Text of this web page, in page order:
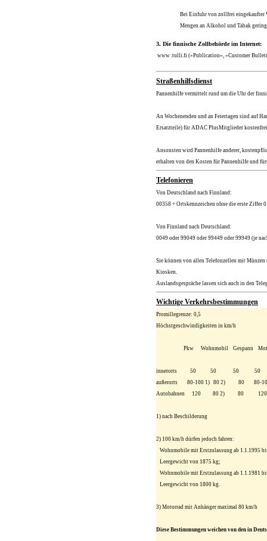
Bei Einfuhr von zollfrei eingekaufter
Mengen an Alkohol und Tabak
3. Die finnische Zollbehörde im Internet:
www .tulli.fi (»Publication«, »Customer
Straßenhilfsdienst
Pannenhilfe vermittelt rund um die Uhr der
An Wochenenden und an Feiertagen sind auf
Ersatzteile) für ADAC PlusMitglieder
Ansonsten wird Pannenhilfe anderer,
erhalten von den Kosten für Pannenhilfe und
Telefonieren
Von Deutschland nach Finnland:
00358 + Ortskennzeichen ohne die erste Ziffer
Von Finnland nach Deutschland:
0049 oder 99049 oder 99449 oder 99949 (je
Sie können von allen Telefonzellen mit
Kiosken.
Auslandsgespräche lassen sich auch in den
Wichtige Verkehrsbestimmungen
Promillegrenze: 0,5
Höchstgeschwindigkeiten in km/h
Pkw Wohnmobil Gespann
innerorts 50 50 50 50
außerorts 80-100 1) 80 2) 80 80-
Autobahnen 120 80 2) 80 120
1) nach Beschilderung
2) 100 km/h dürfen jedoch fahren:
Wohnmobile mit Erstzulassung ab 1.1.1995
Leergewicht von 1875 kg;
Wohnmobile mit Erstzulassung ab 1.1.1981
Leergewicht von 1800 kg.
3) Motorrad mit Anhänger maximal 80 km/h
Diese Bestimmungen weichen von den in